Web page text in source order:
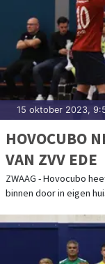
15 oktober 2023,
HOVOCUBO
VAN ZVV EDE
ZWAAG - Hovocubo
binnen door in eigen